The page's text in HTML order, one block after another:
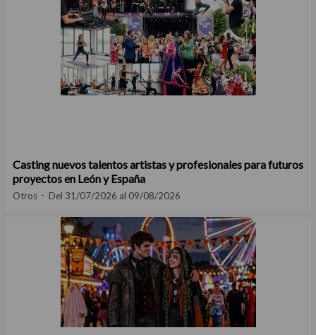
Casting nuevos talentos artistas y profesionales para futuros
proyectos en León y España
Otros Del 31/07/2026 al 09/08/2026